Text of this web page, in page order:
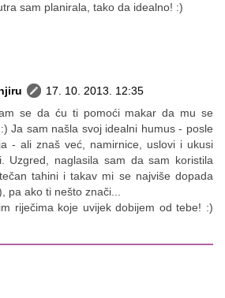
sam planirala, tako da idealno! :)
17. 10. 2013. 12:35
se da ću ti pomoći makar da mu se
Ja sam našla svoj idealni humus - posle
- ali znaš već, namirnice, uslovi i ukusi
Uzgred, naglasila sam da sam koristila
tahini i takav mi se najviše dopada
pa ako ti nešto znači...
riječima koje uvijek dobijem od tebe! :)